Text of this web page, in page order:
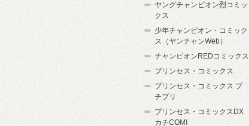
ヤングチャンピオン烈コミッ
クス
少年チャンピオン・コミック
ス（ヤンチャンWeb）
チャンピオンREDコミックス
プリンセス・コミックス
プリンセス・コミックス プ
チプリ
プリンセス・コミックスDX
カチCOMI